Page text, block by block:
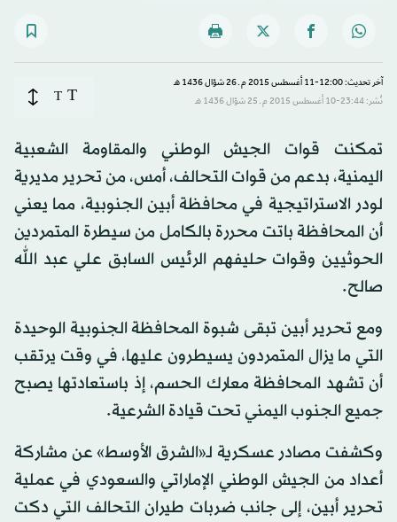
آخر تحديث: 12:00-11 أغسطس 2015 م ـ 26 شوّال 1436 هـ
نُشر: 23:44-10 أغسطس 2015 م ـ 25 شوّال 1436 هـ
T
T
تمكنت قوات الجيش الوطني والمقاومة الشعبية
اليمنية، بدعم من قوات التحالف، أمس، من تحرير مديرية
لودر الاستراتيجية في محافظة أبين الجنوبية، مما يعني
أن المحافظة باتت محررة بالكامل من سيطرة المتمردين
الحوثيين وقوات حليفهم الرئيس السابق علي عبد الله
صالح.
ومع تحرير أبين تبقى شبوة المحافظة الجنوبية الوحيدة
التي ما يزال المتمردون يسيطرون عليها، في وقت يرتقب
أن تشهد المحافظة معارك الحسم، إذ باستعادتها يصبح
جميع الجنوب اليمني تحت قيادة الشرعية.
وكشفت مصادر عسكرية لـ«الشرق الأوسط» عن مشاركة
أعداد من الجيش الوطني الإماراتي والسعودي في عملية
تحرير أبين، إلى جانب ضربات طيران التحالف التي دكت